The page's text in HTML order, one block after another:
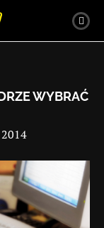
WYBRAĆ